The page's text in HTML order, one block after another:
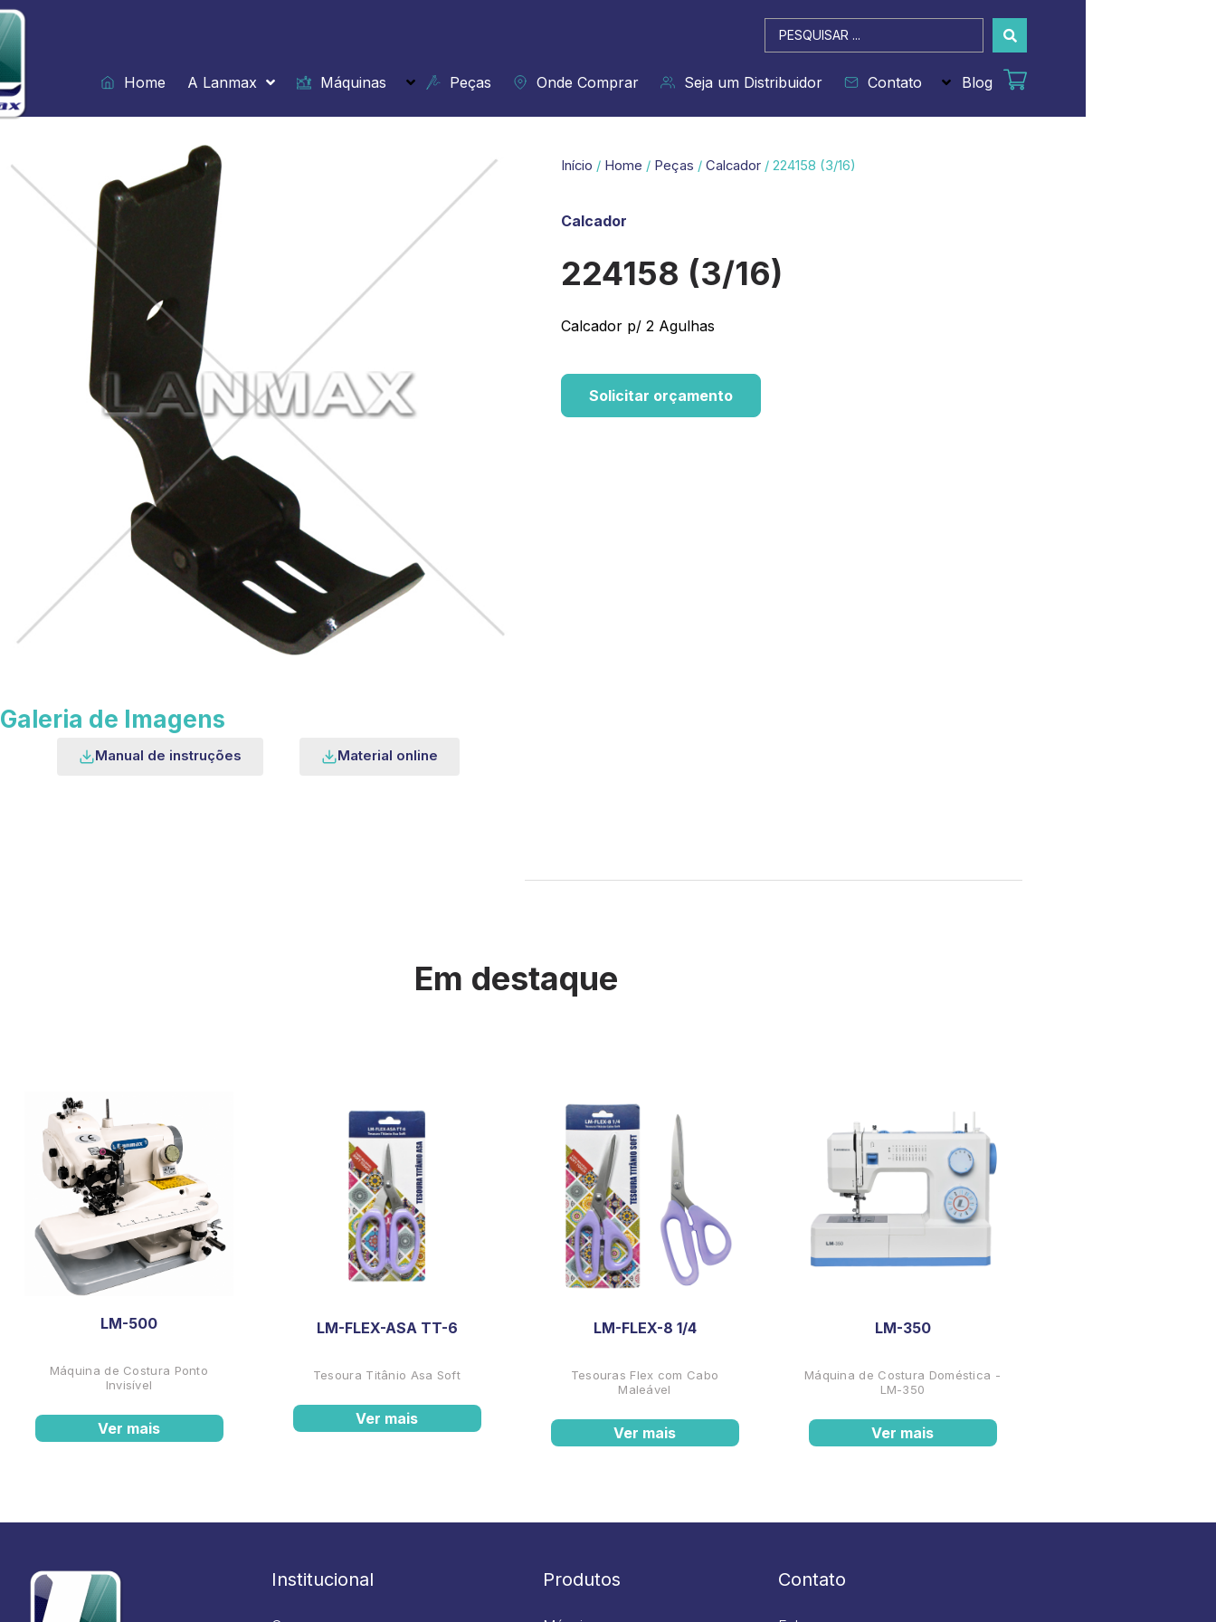
Ir
para
o
conteúdo
Pesquisar
...
Home
A Lanmax Máquinas Peças Onde Comprar Seja um Distribuidor Contato Blog
Galeria de Imagens
Manual de instruções Material online
Início / Home / Peças / Calcador / 224158 (3/16)
Calcador
224158 (3/16)
Calcador p/ 2 Agulhas
Solicitar orçamento
Em destaque
LM-500
Máquina de Costura Ponto
Invisível
Ver mais
LM-FLEX-ASA TT-6
Tesoura Titânio Asa Soft
Ver mais
LM-FLEX-8 1/4
Tesouras Flex com Cabo
Maleável
Ver mais
LM-350
Máquina de Costura Doméstica -
LM-350
Ver mais
Institucional Produtos Contato